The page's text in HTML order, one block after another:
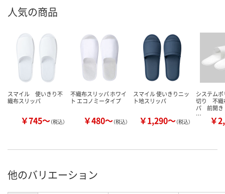
人気の商品
スマイル 使いきり不
織布スリッパ
￥745～（税込）
不織布スリッパ ホワイ
ト エコノミータイプ
￥480～（税込）
スマイル 使いきりニッ
ト地スリッパ
￥1,290～（税込）
システム
切り 不織
パ 前開
…
￥
他のバリエーション